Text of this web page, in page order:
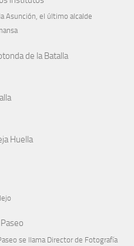
Asunción, el último alcalde
de la Batalla
Huella
se llama Director de Fotografía